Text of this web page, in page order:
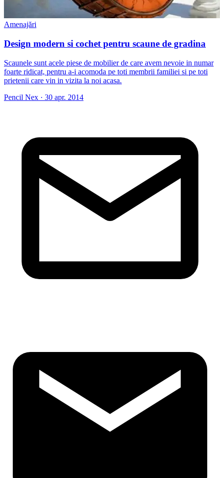
Amenajări
Design modern si cochet pentru scaune de gradina
Scaunele sunt acele piese de mobilier de care avem nevoie in numar
foarte ridicat, pentru a-i acomoda pe toti membrii familiei si pe toti
prietenii care vin in vizita la noi acasa.
Pencil Nex · 30 apr. 2014